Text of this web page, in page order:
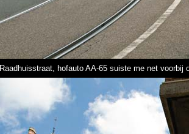
Raadhuisstraat, hofauto AA-65 suiste me net voorbij